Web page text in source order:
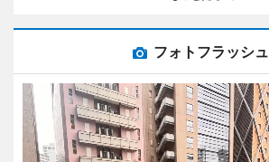
フォトフラッシュ